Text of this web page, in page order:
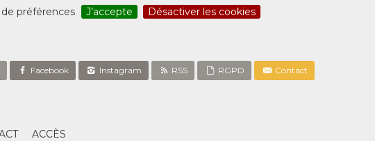
préférences J’accepte Désactiver les cookies
Facebook Instagram RSS RGPD Contact
ACCÈS